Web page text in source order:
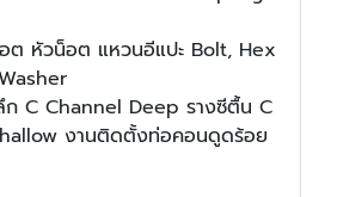
ต หัวน็อต แหวนอีแปะ Bolt, Hex
ก C Channel Deep รางซีตื้น C
งานติดตั้งท่อคอนดูดร้อย